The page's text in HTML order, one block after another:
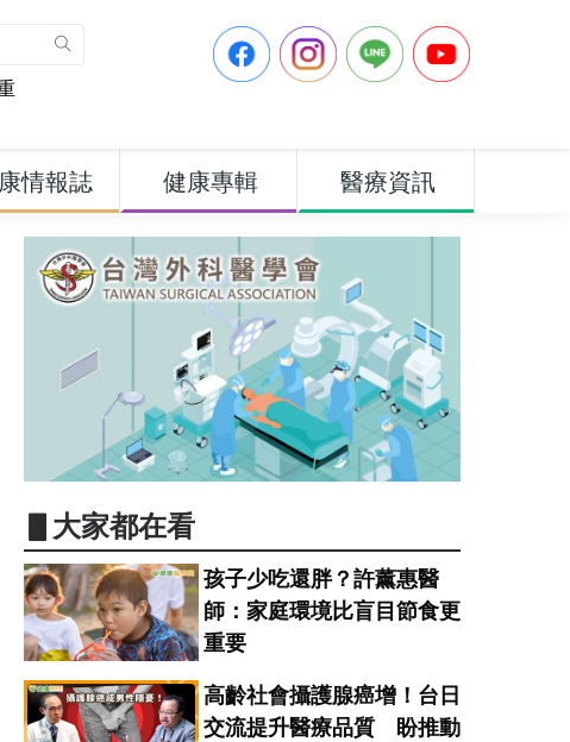
情報誌 健康專輯 醫療資訊
▋大家都在看
孩子少吃還胖？許薰惠醫
師：家庭環境比盲目節食更
重要
高齡社會攝護腺癌增！台日
交流提升醫療品質 盼推動